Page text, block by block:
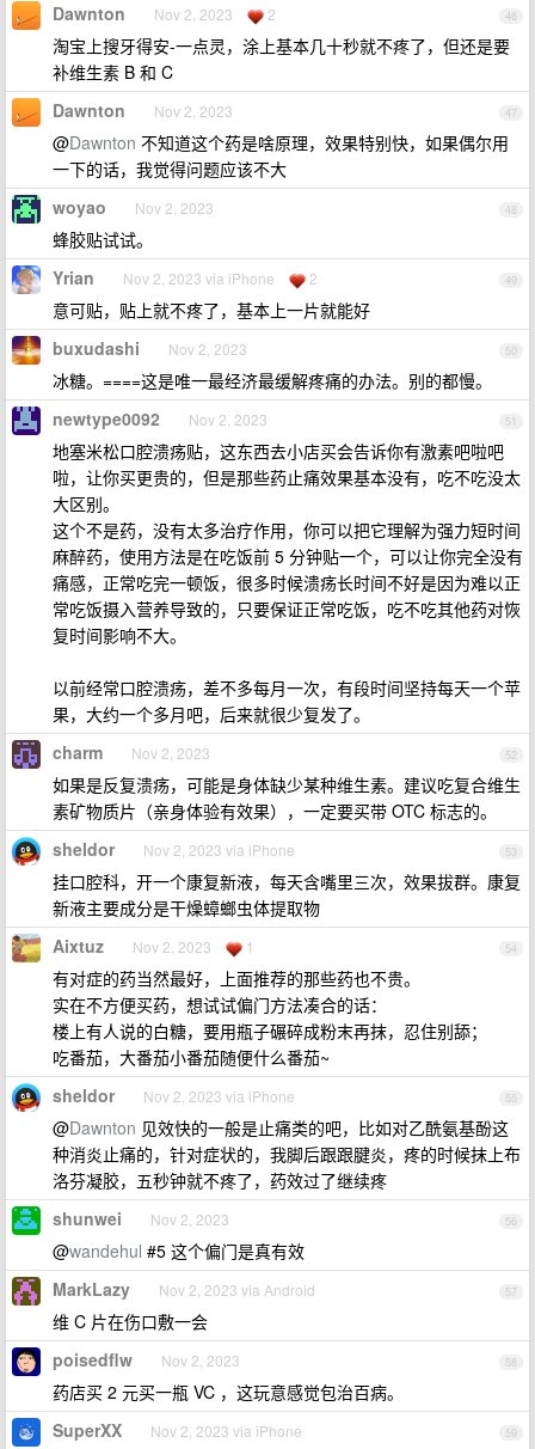
46
Dawnton Nov 2, 2023 2
淘宝上搜牙得安-一点灵，涂上基本几十秒就不疼了，但还是要
补维生素 B 和 C
47
Dawnton Nov 2, 2023
@Dawnton 不知道这个药是啥原理，效果特别快，如果偶尔用
一下的话，我觉得问题应该不大
48
woyao Nov 2, 2023
蜂胶贴试试。
49
Yrian Nov 2, 2023 via iPhone 2
意可贴，贴上就不疼了，基本上一片就能好
50
buxudashi Nov 2, 2023
冰糖。====这是唯一最经济最缓解疼痛的办法。别的都慢。
51
newtype0092 Nov 2, 2023
地塞米松口腔溃疡贴，这东西去小店买会告诉你有激素吧啦吧
啦，让你买更贵的，但是那些药止痛效果基本没有，吃不吃没太
大区别。
这个不是药，没有太多治疗作用，你可以把它理解为强力短时间
麻醉药，使用方法是在吃饭前 5 分钟贴一个，可以让你完全没有
痛感，正常吃完一顿饭，很多时候溃疡长时间不好是因为难以正
常吃饭摄入营养导致的，只要保证正常吃饭，吃不吃其他药对恢
复时间影响不大。
以前经常口腔溃疡，差不多每月一次，有段时间坚持每天一个苹
果，大约一个多月吧，后来就很少复发了。
52
charm Nov 2, 2023
如果是反复溃疡，可能是身体缺少某种维生素。建议吃复合维生
素矿物质片（亲身体验有效果），一定要买带 OTC 标志的。
53
sheldor Nov 2, 2023 via iPhone
挂口腔科，开一个康复新液，每天含嘴里三次，效果拔群。康复
新液主要成分是干燥蟑螂虫体提取物
54
Aixtuz Nov 2, 2023 1
有对症的药当然最好，上面推荐的那些药也不贵。
实在不方便买药，想试试偏门方法凑合的话：
楼上有人说的白糖，要用瓶子碾碎成粉末再抹，忍住别舔；
吃番茄，大番茄小番茄随便什么番茄~
55
sheldor Nov 2, 2023 via iPhone
@Dawnton 见效快的一般是止痛类的吧，比如对乙酰氨基酚这
种消炎止痛的，针对症状的，我脚后跟跟腱炎，疼的时候抹上布
洛芬凝胶，五秒钟就不疼了，药效过了继续疼
56
shunwei Nov 2, 2023
@wandehul #5 这个偏门是真有效
57
MarkLazy Nov 2, 2023 via Android
维 C 片在伤口敷一会
58
poisedflw Nov 2, 2023
药店买 2 元买一瓶 VC ，这玩意感觉包治百病。
59
SuperXX Nov 2, 2023 via iPhone